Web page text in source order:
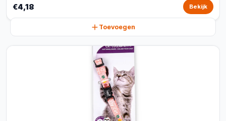
€4,18 Bekijk
Toevoegen